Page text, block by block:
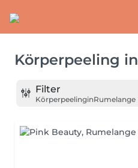
Körperpeeling in
Filter
KörperpeelinginRumelange